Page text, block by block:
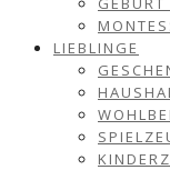
LIEBLINGE